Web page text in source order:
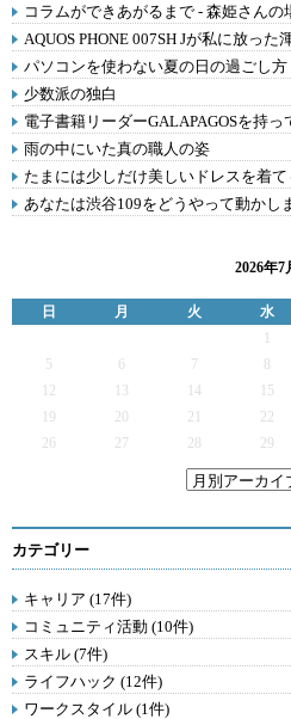
コラムができあがるまで - 森姫さんの
AQUOS PHONE 007SH Jが私に放った
パソコンを使わない夏の日の過ごし方
少数派の独白
電子書籍リーダーGALAPAGOSを持
雨の中にいた真の職人の姿
たまには少しだけ美しいドレスを着
あなたは渋谷109をどうやって動かし
2026年7
日 月 火 水
5
6 7
12
13 14 15
19
20 21 22
26
27 28 29
カテゴリー
キャリア (17件)
コミュニティ活動 (10件)
スキル (7件)
ライフハック (12件)
ワークスタイル (1件)